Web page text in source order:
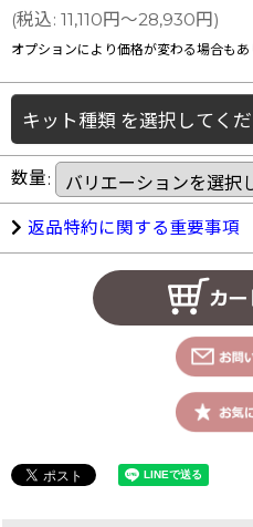
(税込: 11,110円 ～28,930円 )
オプションにより価格が変わる場合もあ
キット種類 を選択してく
数量:
返品特約に関する重要事項